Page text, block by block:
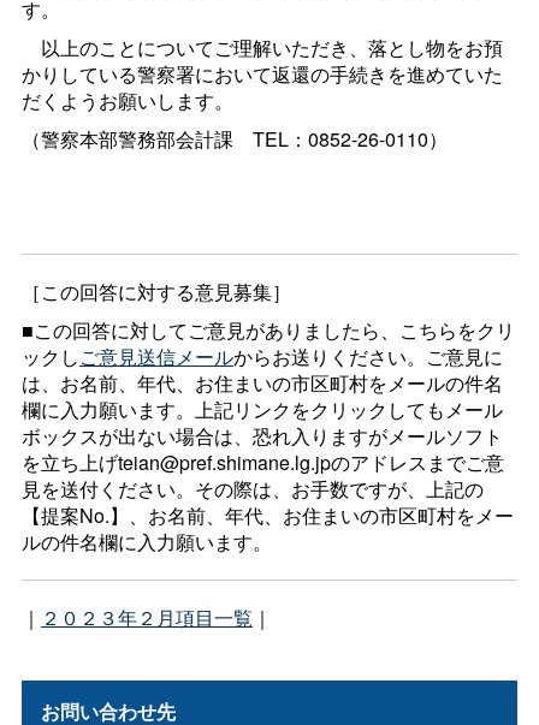
す。
以上のことについてご理解いただき、落とし物をお預
かりしている警察署において返還の手続きを進めていた
だくようお願いします。
（警察本部警務部会計課 TEL：0852-26-0110）
［この回答に対する意見募集］
■この回答に対してご意見がありましたら、こちらをクリ
ックしご意見送信メールからお送りください。ご意見に
は、お名前、年代、お住まいの市区町村をメールの件名
欄に入力願います。上記リンクをクリックしてもメール
ボックスが出ない場合は、恐れ入りますがメールソフト
を立ち上げteian@pref.shimane.lg.jpのアドレスまでご意
見を送付ください。その際は、お手数ですが、上記の
【提案No.】、お名前、年代、お住まいの市区町村をメー
ルの件名欄に入力願います。
｜ ２０２３年２月項目一覧 ｜
お問い合わせ先